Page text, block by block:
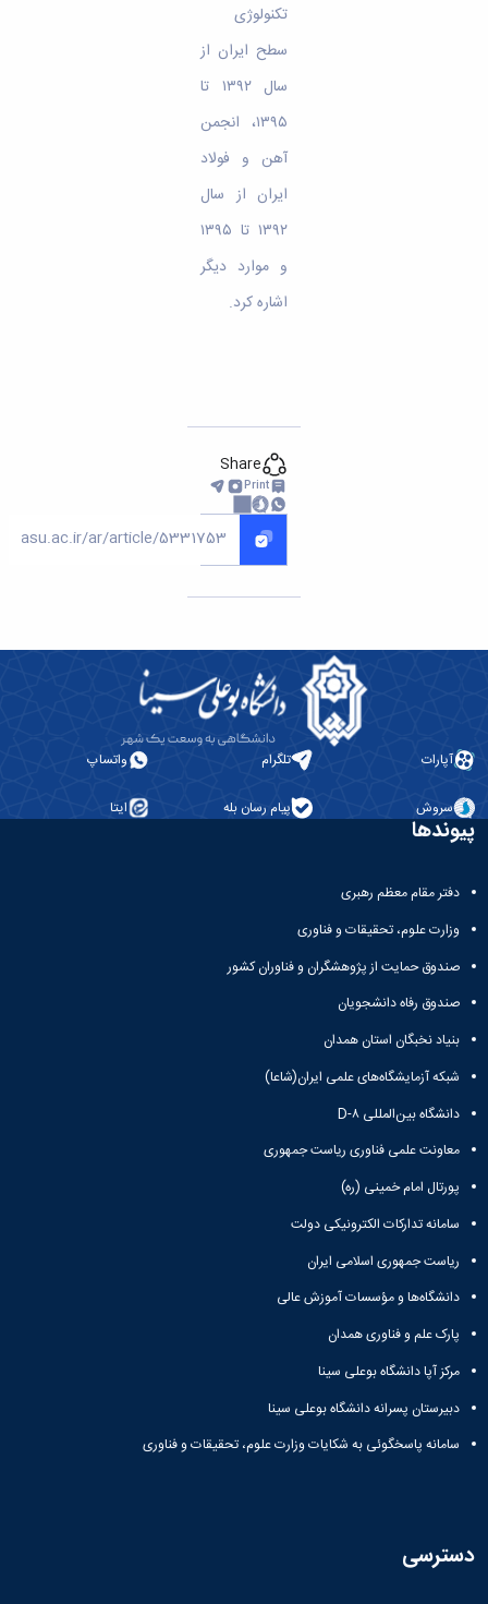
تکنولوژی
سطح ایران از
سال ۱۳۹۲ تا
۱۳۹۵، انجمن
آهن و فولاد
ایران از سال
۱۳۹۲ تا ۱۳۹۵
و موارد دیگر
اشاره کرد.
Share
Print
آپارات تلگرام واتساپ
سروش پیام رسان بله ایتا
پیوندها
دفتر مقام معظم رهبری
وزارت علوم، تحقیقات و فناوری
صندوق حمایت از پژوهشگران و فناوران کشور
صندوق رفاه دانشجویان
بنیاد نخبگان استان همدان
شبکه آزمایشگاه‌های علمی ایران(شاعا)
دانشگاه بین‌المللی D-۸
معاونت علمی فناوری ریاست جمهوری
پورتال امام خمینی (ره)
سامانه تدارکات الکترونیکی دولت
ریاست جمهوری اسلامی ایران
دانشگاه‌ها و مؤسسات آموزش عالی
پارک علم و فناوری همدان
مرکز آپا دانشگاه بوعلی سینا
دبیرستان پسرانه دانشگاه بوعلی سینا
سامانه پاسخگوئی به شکایات وزارت علوم، تحقیقات و فناوری
دسترسی